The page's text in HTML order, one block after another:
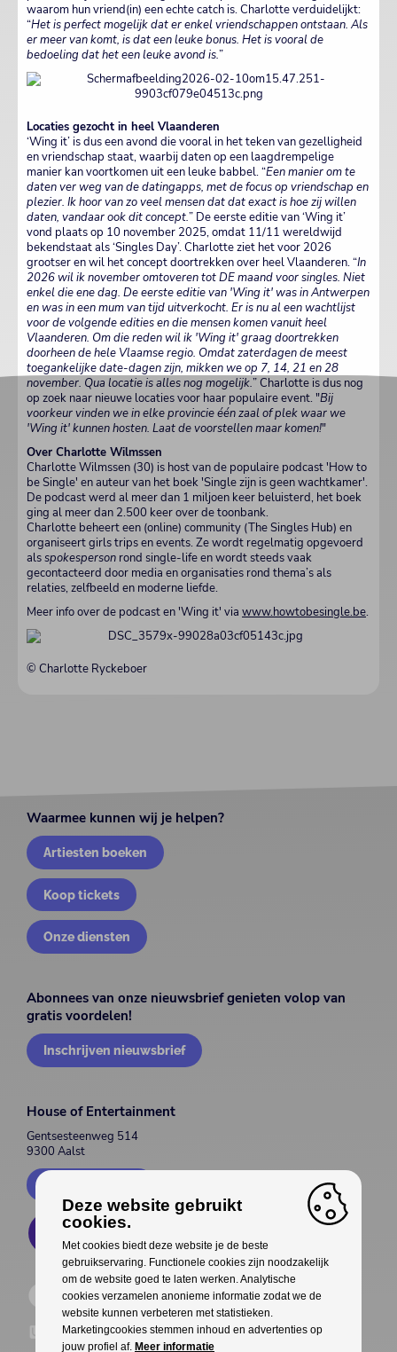
waarom hun vriend(in) een echte catch is. Charlotte verduidelijkt:
“Het is perfect mogelijk dat er enkel vriendschappen ontstaan. Als
er meer van komt, is dat een leuke bonus. Het is vooral de
bedoeling dat het een leuke avond is.”
Locaties gezocht in heel Vlaanderen
‘Wing it’ is dus een avond die vooral in het teken van gezelligheid
en vriendschap staat, waarbij daten op een laagdrempelige
manier kan voortkomen uit een leuke babbel. “Een manier om te
daten ver weg van de datingapps, met de focus op vriendschap en
plezier. Ik hoor van zo veel mensen dat dat exact is hoe zij willen
daten, vandaar ook dit concept.” De eerste editie van ‘Wing it’
vond plaats op 10 november 2025, omdat 11/11 wereldwijd
bekendstaat als ‘Singles Day’. Charlotte ziet het voor 2026
grootser en wil het concept doortrekken over heel Vlaanderen. “In
2026 wil ik november omtoveren tot DE maand voor singles. Niet
enkel die ene dag. De eerste editie van 'Wing it' was in Antwerpen
en was in een mum van tijd uitverkocht. Er is nu al een wachtlijst
voor de volgende edities en die mensen komen vanuit heel
Vlaanderen. Om die reden wil ik 'Wing it' graag doortrekken
doorheen de hele Vlaamse regio. Omdat zaterdagen de meest
toegankelijke date-dagen zijn, mikken we op 7, 14, 21 en 28
november. Qua locatie is alles nog mogelijk.” Charlotte is dus nog
op zoek naar nieuwe locaties voor haar populaire event. "Bij
voorkeur vinden we in elke provincie één zaal of plek waar we
'Wing it' kunnen hosten. Laat de voorstellen maar komen!"
Over Charlotte Wilmssen
Charlotte Wilmssen (30) is host van de populaire podcast 'How to
be Single' en auteur van het boek 'Single zijn is geen wachtkamer'.
De podcast werd al meer dan 1 miljoen keer beluisterd, het boek
ging al meer dan 2.500 keer over de toonbank.
Charlotte beheert een (online) community (The Singles Hub) en
organiseert girls trips en events. Ze wordt regelmatig opgevoerd
alsspokesperson rond single-life en wordt steeds vaak
gecontacteerd door media en organisaties rond thema’s als
relaties, zelfbeeld en moderne liefde.
Meer info over de podcast en 'Wing it' via www.howtobesingle.be.
© Charlotte Ryckeboer
Waarmee kunnen wij je helpen?
Artiesten boeken
Koop tickets
Onze diensten
Abonnees van onze nieuwsbrief genieten volop van
gratis voordelen!
Inschrijven nieuwsbrief
House of Entertainment
Gentsesteenweg 514
9300 Aalst
Deze website gebruikt
cookies.
Met cookies biedt deze website je de beste
gebruikservaring. Functionele cookies zijn noodzakelijk
om de website goed te laten werken. Analytische
cookies verzamelen anonieme informatie zodat we de
website kunnen verbeteren met statistieken.
Marketingcookies stemmen inhoud en advertenties op
jouw profiel af. Meer informatie